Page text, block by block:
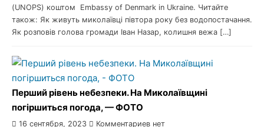
(UNOPS) коштом Embassy of Denmark in Ukraine. Читайте
також: Як живуть миколаївці півтора року без водопостачання.
Як розповів голова громади Іван Назар, колишня вежа […]
Перший рівень небезпеки. На Миколаївщині
погіршиться погода, — ФОТО
16 сентября, 2023 Комментариев нет